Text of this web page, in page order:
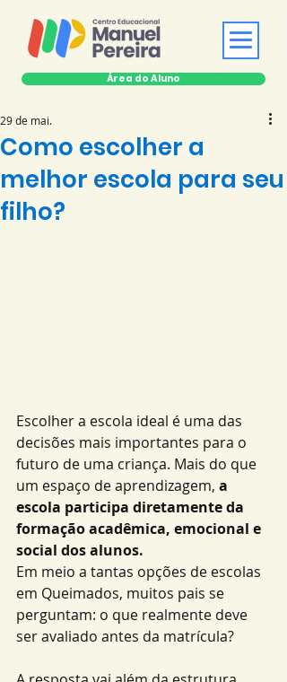
Área do Aluno
Como escolher a
melhor escola para seu
filho?
29 de mai.
Escolher a escola ideal é uma das
decisões mais importantes para o
futuro de uma criança. Mais do que
um espaço de aprendizagem, a
escola participa diretamente da
formação acadêmica, emocional e
social dos alunos.
Em meio a tantas opções de escolas
em Queimados, muitos pais se
perguntam: o que realmente deve
ser avaliado antes da matrícula?